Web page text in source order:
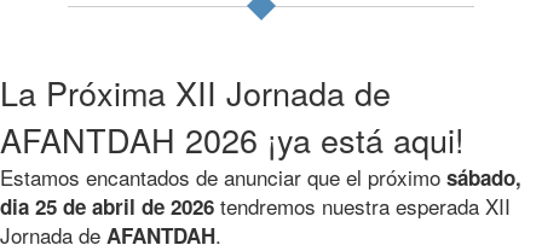
La Próxima XII Jornada de
AFANTDAH 2026 ¡ya está aqui!
Estamos encantados de anunciar que el próximo sábado,
dia 25 de abril de 2026 tendremos nuestra esperada XII
Jornada de AFANTDAH.